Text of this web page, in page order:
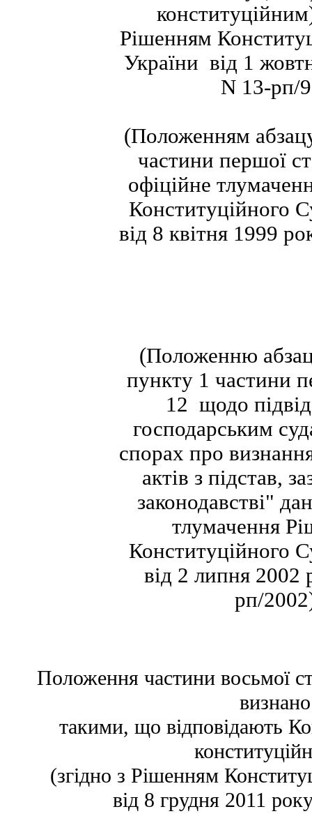
Рішенням
України від 1
N 13-рп/
(Положенням
частини першої
офіційне
Конституційного
від 8 квітня 1999
(Положенню
пункту 1 частини
12 щодо
господарським
спорах про
актів з підстав,
законодавстві"
тлумачення
Конституційного
від 2 липня 2002
рп/
Положення частини восьмої
визнано
такими, що відповідають
(згідно з Рішенням
від 8 грудня 2011